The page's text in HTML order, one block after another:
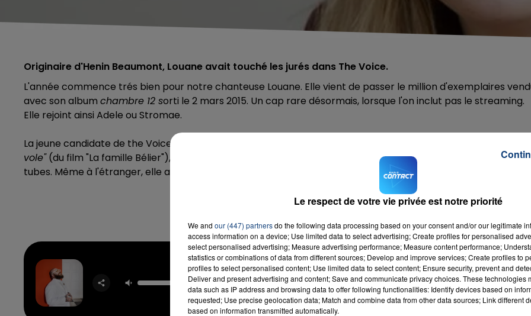
Originaire d'Henin Beaumont, Louane avait touché les jurés dans The Voice.
L'année commence trés bien pour notre chanteuse Louane. Elle vient de passer le million d'exemplaires
avec son album chambre 12 sorti le 2 mars 2015. Un cap rare désormais, lorsque l'on inclut pas le streaming.
Elle rejoint ainsi Adele ou Stromae.
La jeune candidate de the Voice, n'en finit donc pas de cartonner avec son album, qui inclut sa reprise de "
vole"(du film "La famille Bélier"), le titre qui lui a permis le succès, mais aussi " Avenir"et
, ses deux autres
tubes. Même à l'étranger, elle a connu son petit succès avec 250 000 disques vendus en Allemagne.
Bad Dreams
TEDDY SWIMS
RADIO CONTACT
Le respect de votre vie privée est notre priorité
We and our (447) partnersdo the following data processing based on your consent and/or our legitimate
access information on a device; Use limited data to select advertising; Create profiles for personalised
select personalised advertising; Measure advertising performance; Measure content performance;
statistics or combinations of data from different sources; Develop and improve services; Create profiles to
profiles to select personalised content; Use limited data to select content; Ensure security, prevent and
Deliver and present advertising and content; Save and communicate privacy choices. These technologies
data such as IP address and browsing data to offer following functionalities: Identify devices based on
requested; Use precise geolocation data; Match and combine data from other data sources; Link different
based on information transmitted automatically.